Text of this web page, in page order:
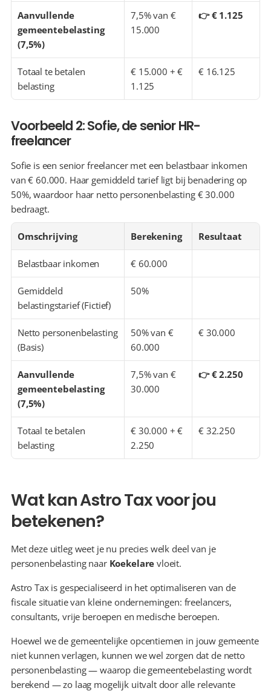
Aanvullende
gemeentebelasting
(7,5%)
7,5% van €
15.000
👉 € 1.125
Totaal te betalen
belasting
€ 15.000 + €
1.125
€ 16.125
Voorbeeld 2: Sofie, de senior HR-
freelancer
Sofie is een senior freelancer met een belastbaar inkomen
van € 60.000. Haar gemiddeld tarief ligt bij benadering op
50%, waardoor haar netto personenbelasting € 30.000
bedraagt.
Omschrijving Berekening Resultaat
Belastbaar inkomen € 60.000
Gemiddeld
belastingstarief (Fictief)
50%
Netto personenbelasting
(Basis)
50% van €
60.000
€ 30.000
Aanvullende
gemeentebelasting
(7,5%)
7,5% van €
30.000
👉 € 2.250
Totaal te betalen
belasting
€ 30.000 + €
2.250
€ 32.250
Wat kan Astro Tax voor jou
betekenen?
Met deze uitleg weet je nu precies welk deel van je
personenbelasting naar Koekelare vloeit.
Astro Tax is gespecialiseerd in het optimaliseren van de
fiscale situatie van kleine ondernemingen: freelancers,
consultants, vrije beroepen en medische beroepen.
Hoewel we de gemeentelijke opcentiemen in jouw gemeente
niet kunnen verlagen, kunnen we wel zorgen dat de netto
personenbelasting — waarop die gemeentebelasting wordt
berekend — zo laag mogelijk uitvalt door alle relevante